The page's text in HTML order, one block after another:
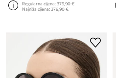
Regularna cijena:379,90 €
Najniža cijena:379,90 €